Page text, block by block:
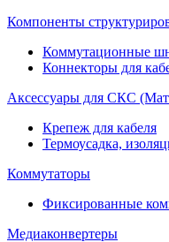
Компоненты
Коммутационные
Коннекторы для
Аксессуары для СКС
Крепеж для кабеля
Термоусадка,
Коммутаторы
Фиксированные
Медиаконвертеры